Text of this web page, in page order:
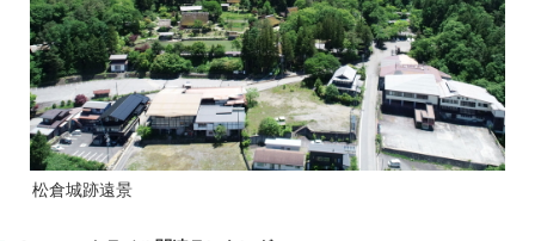
松倉城跡遠景